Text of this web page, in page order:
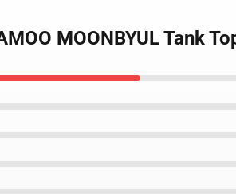
MOONBYUL Tank